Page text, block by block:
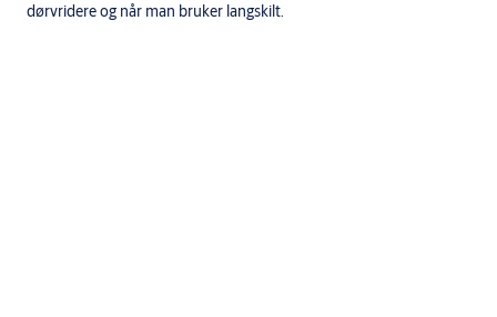
dørvridere og når man bruker langskilt.